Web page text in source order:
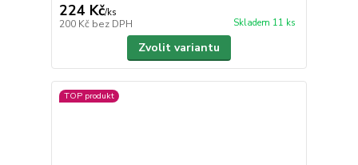
224 Kč/ks
200 Kč bez DPH Skladem 11 ks
Zvolit variantu
TOP produkt